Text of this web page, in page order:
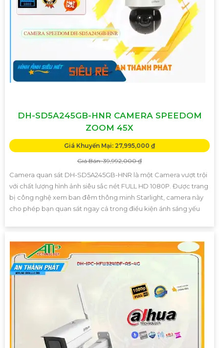
DH-SD5A245GB-HNR CAMERA SPEEDOM
ZOOM 45X
Giá Khuyến Mại: 27,995,000 ₫
Giá Bán: 39,992,000 ₫
Camera quan sát DH-SD5A245GB-HNR là một Camera vượt trội
với chất lượng hình ảnh siêu sắc nét FULL HD 1080P. Được trang
bị công nghệ xem ban đêm thông minh Starlight, camera này
cho phép bạn quan sát ngay cả trong điều kiện ánh sáng yếu